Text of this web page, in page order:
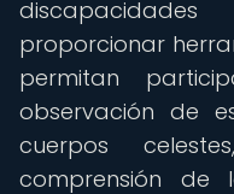
proporcionar
permitan
observación de
cuerpos
comprensión de